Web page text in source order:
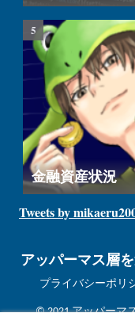
金融資産状況
Tweets by
アッパーマス層
プライバシーポリ